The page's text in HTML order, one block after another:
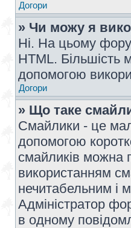
Догори
» Чи можу я
Ні. На цьому
HTML. Більшість
допомогою
Догори
» Що таке
Смайлики - це
допомогою
смайликів можна
використанням
нечитабельним і
Адміністратор
в одному